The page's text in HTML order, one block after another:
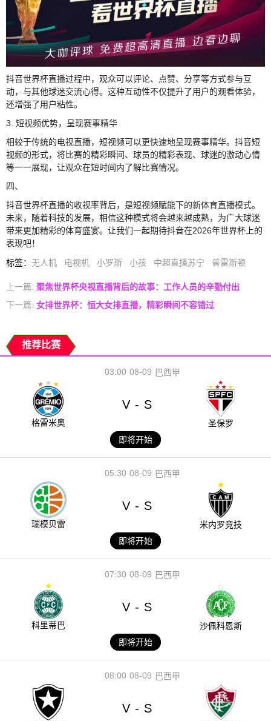
抖音世界杯直播过程中，观众可以评论、点赞、分享等方式参与互
动，与其他球迷交流心得。这种互动性不仅提升了用户的观看体验，
还增强了用户粘性。
3. 短视频优势，呈现赛事精华
相较于传统的电视直播，短视频可以更快速地呈现赛事精华。抖音短
视频的形式，将比赛的精彩瞬间、球员的精彩表现、球迷的激动心情
等一一展现，让观众在短时间内了解比赛情况。
四、
抖音世界杯直播的收视率背后，是短视频赋能下的新体育直播模式。
未来，随着科技的发展，相信这种模式将会越来越成熟，为广大球迷
带来更加精彩的体育盛宴。让我们一起期待抖音在2026年世界杯上的
表现吧！
标签： 无人机 电视机 小罗斯 小孩 中超直播苏宁 普雷斯顿
上一篇: 聚焦世界杯央视直播背后的故事：工作人员的辛勤付出
下一篇: 女排世界杯：恒大女排直播，精彩瞬间不容错过
推荐比赛
08-09
03:00 巴西甲
格雷米奥
V - S
圣保罗
即将开始
08-09
05:30 巴西甲
瑞模贝雷
V - S
米内罗竞技
即将开始
08-09
07:30 巴西甲
科里蒂巴
V - S
沙佩科恩斯
即将开始
08-09
08:00 巴西甲
V - S